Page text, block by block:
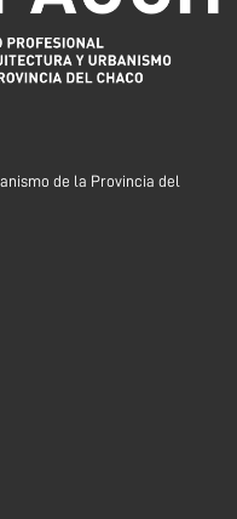
de la Provincia del